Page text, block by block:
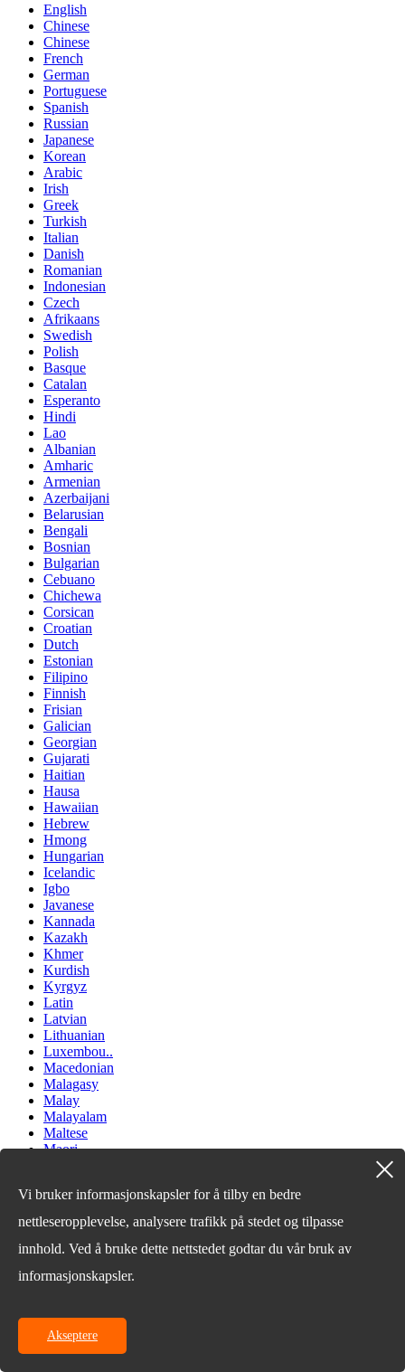
English
Chinese
Chinese
French
German
Portuguese
Spanish
Russian
Japanese
Korean
Arabic
Irish
Greek
Turkish
Italian
Danish
Romanian
Indonesian
Czech
Afrikaans
Swedish
Polish
Basque
Catalan
Esperanto
Hindi
Lao
Albanian
Amharic
Armenian
Azerbaijani
Belarusian
Bengali
Bosnian
Bulgarian
Cebuano
Chichewa
Corsican
Croatian
Dutch
Estonian
Filipino
Finnish
Frisian
Galician
Georgian
Gujarati
Haitian
Hausa
Hawaiian
Hebrew
Hmong
Hungarian
Icelandic
Igbo
Javanese
Kannada
Kazakh
Khmer
Kurdish
Kyrgyz
Latin
Latvian
Lithuanian
Luxembou..
Macedonian
Malagasy
Malay
Malayalam
Maltese
Maori
Burmese
Norwegian
Pashto
Punjabi
Sinhala
Slovak
Vi bruker informasjonskapsler for å tilby en bedre
nettleseropplevelse, analysere trafikk på stedet og tilpasse
innhold. Ved å bruke dette nettstedet godtar du vår bruk av
informasjonskapsler.
Akseptere